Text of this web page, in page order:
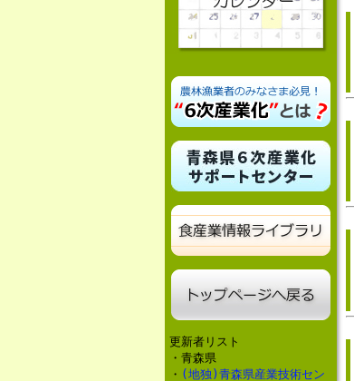
更新者リスト
・青森県
・ (地独)青森県産業技術セン